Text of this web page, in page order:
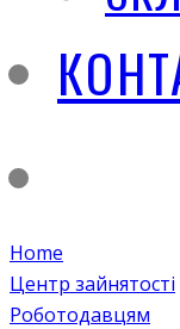
Home
Центр зайнятості
Роботодавцям